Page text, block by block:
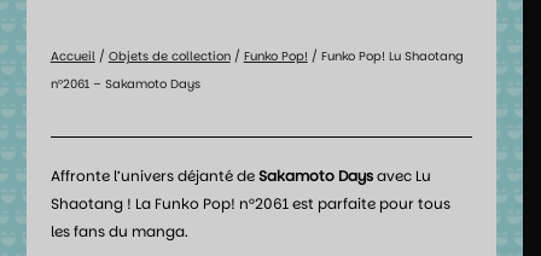
Accueil/ Objets de collection/ Funko Pop! / Funko Pop! Lu Shaotang
n°2061 – Sakamoto Days
Affronte l’univers déjanté deSakamoto Daysavec Lu
Shaotang ! La Funko Pop! n°2061 est parfaite pour tous
les fans du manga.